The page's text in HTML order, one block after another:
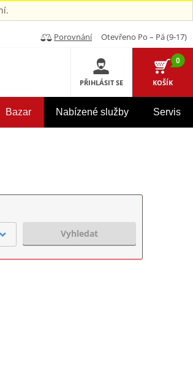
Porovnání Otevřeno Po – Pá (9-17)
PŘIHLÁSIT SE
0
KOŠÍK
Bazar Nabízené služby Servis
Vyhledat